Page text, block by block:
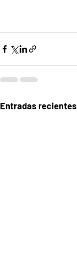
Entradas recientes